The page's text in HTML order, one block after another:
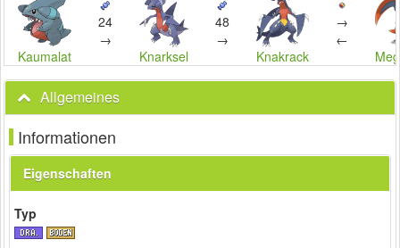
Kaumalat
24
→
Knarksel
48
→
Knakrack
→
←
Allgemeines
Informationen
Eigenschaften
Typ